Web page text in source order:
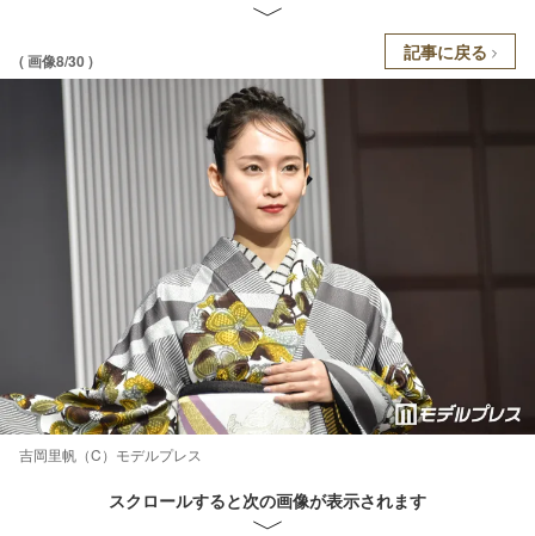
( 画像8/30 ) 記事に戻る
吉岡里帆（C）モデルプレス
スクロールすると次の画像が表示されます